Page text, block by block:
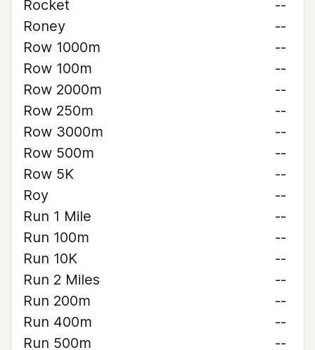
Rocket
--
Roney
--
Row 1000m
--
Row 100m
--
Row 2000m
--
Row 250m
--
Row 3000m
--
Row 500m
--
Row 5K
--
Roy
--
Run 1 Mile
--
Run 100m
--
Run 10K
--
Run 2 Miles
--
Run 200m
--
Run 400m
--
Run 500m
--